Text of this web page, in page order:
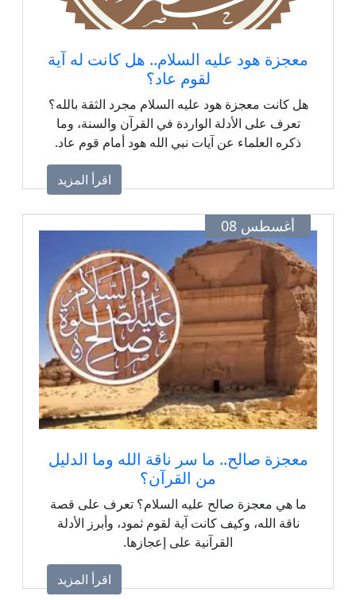
معجزة هود عليه السلام.. هل كانت له آية
لقوم عاد؟
هل كانت معجزة هود عليه السلام مجرد الثقة بالله؟
تعرف على الأدلة الواردة في القرآن والسنة، وما
ذكره العلماء عن آيات نبي الله هود أمام قوم عاد.
اقرأ المزيد
أغسطس 08
معجزة صالح.. ما سر ناقة الله وما الدليل
من القرآن؟
ما هي معجزة صالح عليه السلام؟ تعرف على قصة
ناقة الله، وكيف كانت آية لقوم ثمود، وأبرز الأدلة
القرآنية على إعجازها.
اقرأ المزيد